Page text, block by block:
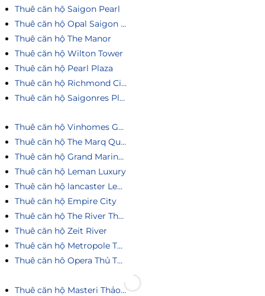
Thuê căn hộ Saigon Pearl
Thuê căn hộ Opal Saigon Pearl
Thuê căn hộ The Manor
Thuê căn hộ Wilton Tower
Thuê căn hộ Pearl Plaza
Thuê căn hộ Richmond City
Thuê căn hộ Saigonres Plaza
Thuê căn hộ Vinhomes Golden River
Thuê căn hộ The Marq Quận 1
Thuê căn hộ Grand Marina Saigon
Thuê căn hộ Leman Luxury
Thuê căn hộ lancaster Legacy
Thuê căn hộ Empire City
Thuê căn hộ The River Thủ Thiêm
Thuê căn hộ Zeit River
Thuê căn hộ Metropole Thủ Thiêm
Thuê căn hô Opera Thủ Thiêm
Thuê căn hộ Masteri Thảo Điền